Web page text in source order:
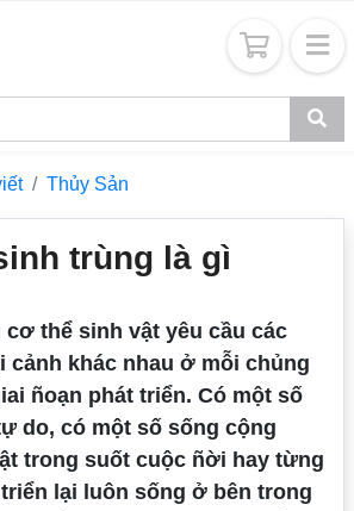
Thủy Sản
trùng là gì
thể sinh vật yêu cầu các
cảnh khác nhau ở mỗi chủng
ñoạn phát triển. Có một số
do, có một số sống cộng
trong suốt cuộc ñời hay từng
lại luôn sống ở bên trong